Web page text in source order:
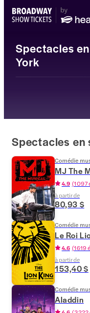
Spectacles
York
Spectacles en
Comédie
MJ The
4.9 (1 097
à partir de
80,93 $
Comédie
Le Roi
4.6 (1 619
à partir de
153,40 $
Comédie
Aladdin